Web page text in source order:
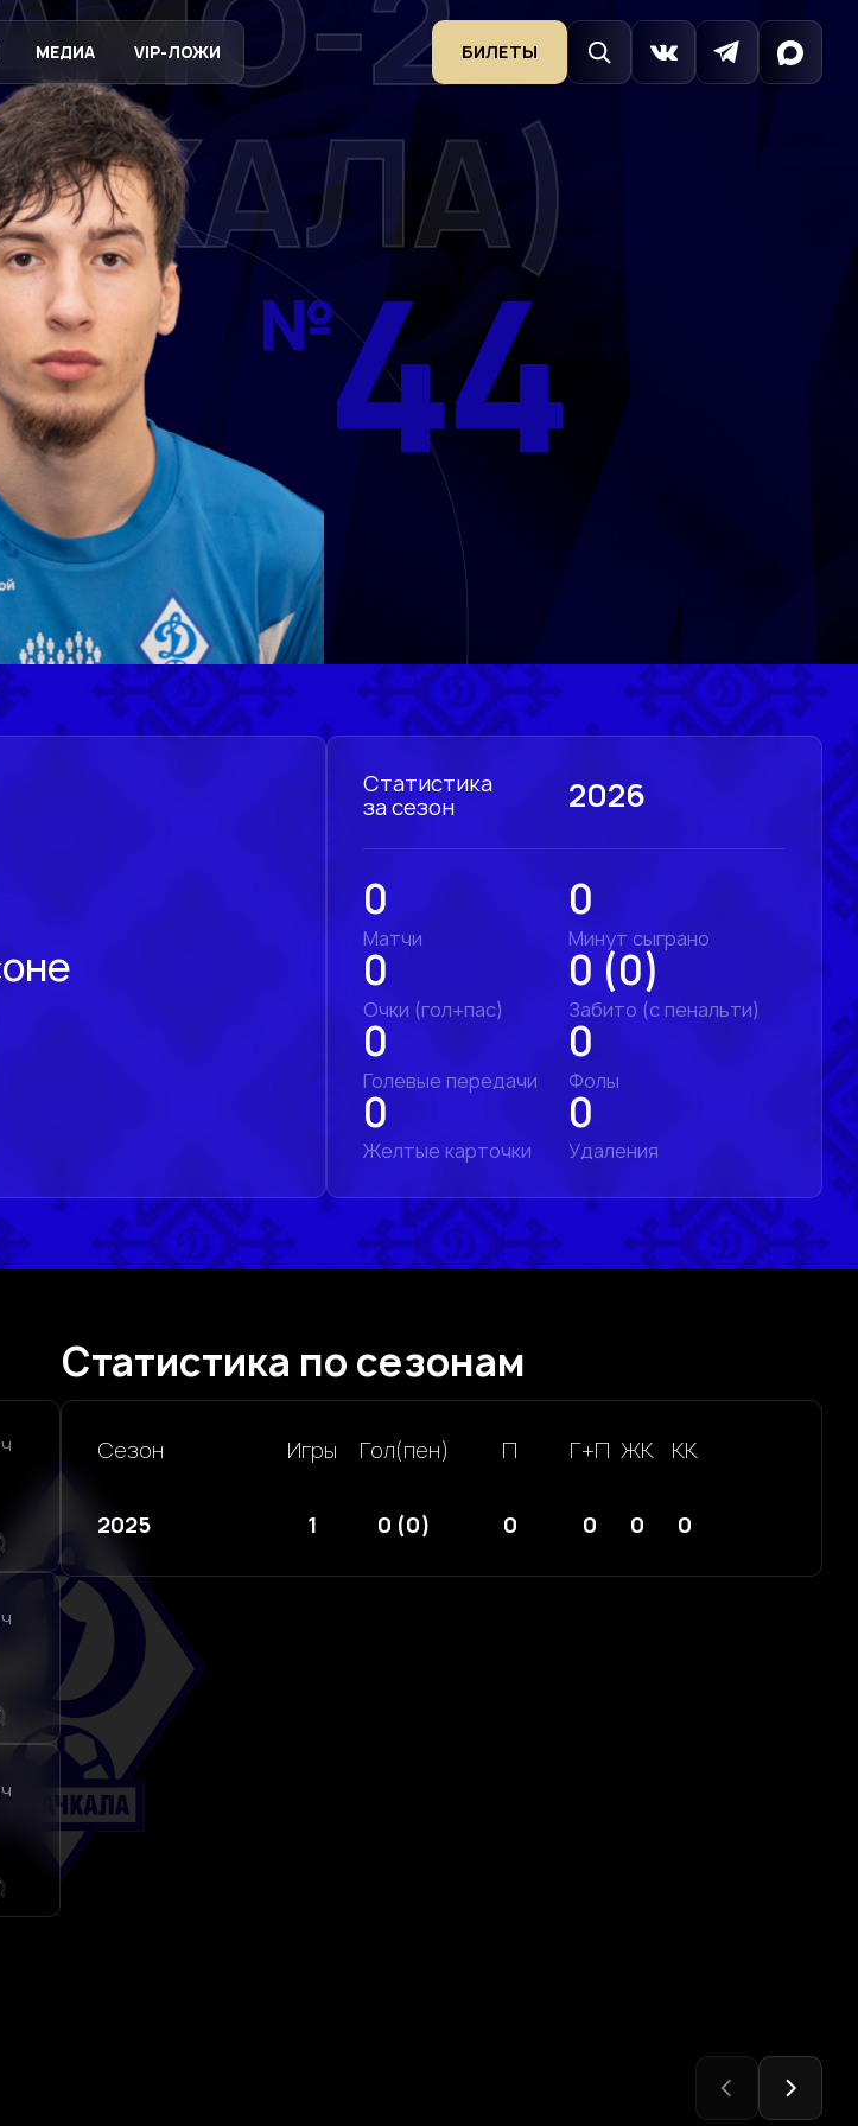
МЕДИА VIP-ЛОЖИ БИЛЕТЫ
44
Статистика
за сезон
2026
0
Матчи
0
Минут сыграно
0
Очки (гол+пас)
0 (0)
Забито (с пенальти)
0
Голевые передачи
0
Фолы
0
Желтые карточки
0
Удаления
Статистика по сезонам
Сезон Игры Гол(пен) П Г+П ЖК КК
2025 1 0 (0) 0 0 0 0